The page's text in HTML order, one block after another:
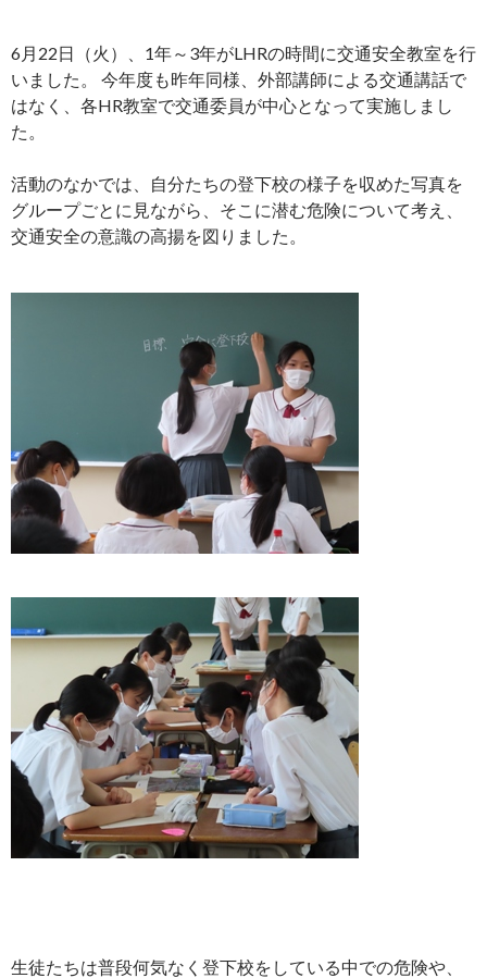
6月22日（火）、1年～3年がLHRの時間に交通安全教室を行
いました。 今年度も昨年同様、外部講師による交通講話で
はなく、各HR教室で交通委員が中心となって実施しまし
た。
活動のなかでは、自分たちの登下校の様子を収めた写真を
グループごとに見ながら、そこに潜む危険について考え、
交通安全の意識の高揚を図りました。
生徒たちは普段何気なく登下校をしている中での危険や、